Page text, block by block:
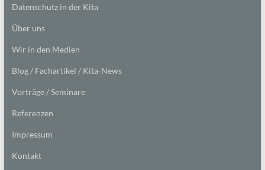
Datenschutz in der Kita
Über uns
Wir in den Medien
Blog / Fachartikel / Kita-News
Vorträge / Seminare
Referenzen
Impressum
Kontakt